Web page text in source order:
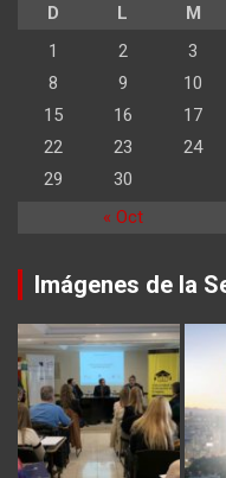
D L M
« Oct
1 2 3
8
9 10
15
16 17
22
23 24
29
30
Imágenes de la